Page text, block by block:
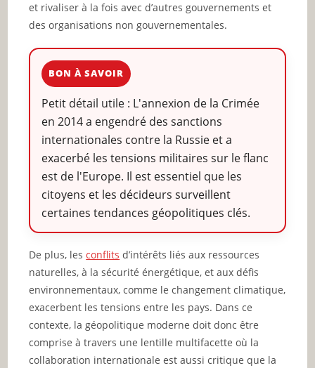
et rivaliser à la fois avec d’autres gouvernements et
des organisations non gouvernementales.
BON À SAVOIR
Petit détail utile : L'annexion de la Crimée
en 2014 a engendré des sanctions
internationales contre la Russie et a
exacerbé les tensions militaires sur le flanc
est de l'Europe. Il est essentiel que les
citoyens et les décideurs surveillent
certaines tendances géopolitiques clés.
De plus, lesconflits d’intérêts liés aux ressources
naturelles, à la sécurité énergétique, et aux défis
environnementaux, comme le changement climatique,
exacerbent les tensions entre les pays. Dans ce
contexte, la géopolitique moderne doit donc être
comprise à travers une lentille multifacette où la
collaboration internationale est aussi critique que la